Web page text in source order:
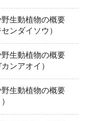
生動植物の概要
センダイソウ）
生動植物の概要
カンアオイ）
生動植物の概要